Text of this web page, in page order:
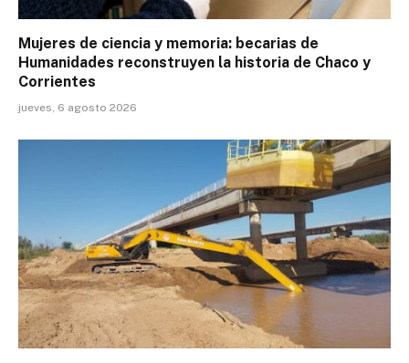
Mujeres de ciencia y memoria: becarias de
Humanidades reconstruyen la historia de Chaco y
Corrientes
jueves, 6 agosto 2026